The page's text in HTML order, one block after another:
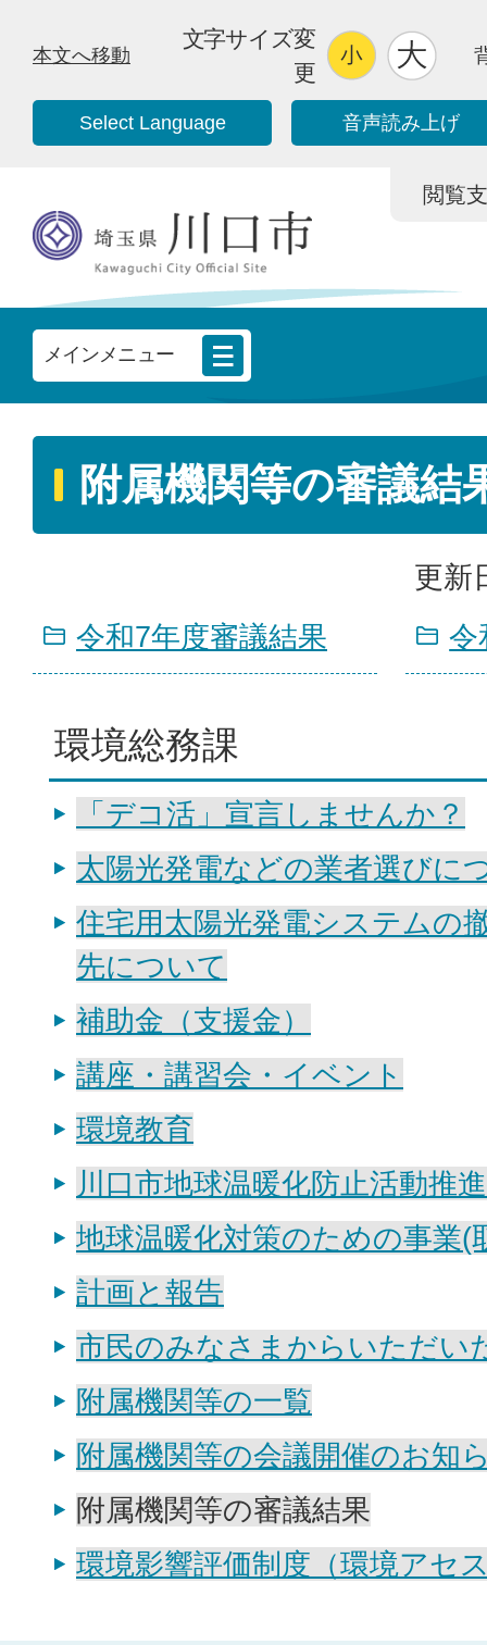
本文へ移動
文字サイズ変
更
Select Language 音声読み上げ
閲覧
メインメニュー
附属機関等の審議結
更新
令和7年度審議結果
令
環境総務課
「デコ活」宣言しませんか？
太陽光発電などの業者選びに
住宅用太陽光発電システムの
先について
補助金（支援金）
講座・講習会・イベント
環境教育
川口市地球温暖化防止活動推
地球温暖化対策のための事業(
計画と報告
市民のみなさまからいただい
附属機関等の一覧
附属機関等の会議開催のお知
附属機関等の審議結果
環境影響評価制度（環境アセ